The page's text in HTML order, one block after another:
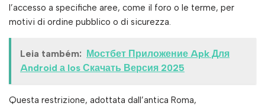
l’accesso a specifiche aree, come il foro o le terme, per
motivi di ordine pubblico o di sicurezza.
Leia também: Мостбет Приложение Apk Для
Android а Ios Скачать Версия 2025
Questa restrizione, adottata dall’antica Roma,